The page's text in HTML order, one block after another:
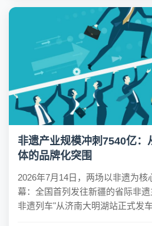
非遗产业规模冲刺7540亿：
体的品牌化突围
2026年7月14日，两场以非遗为
幕：全国首列发往新疆的省际非
非遗列车"从济南大明湖站正式发